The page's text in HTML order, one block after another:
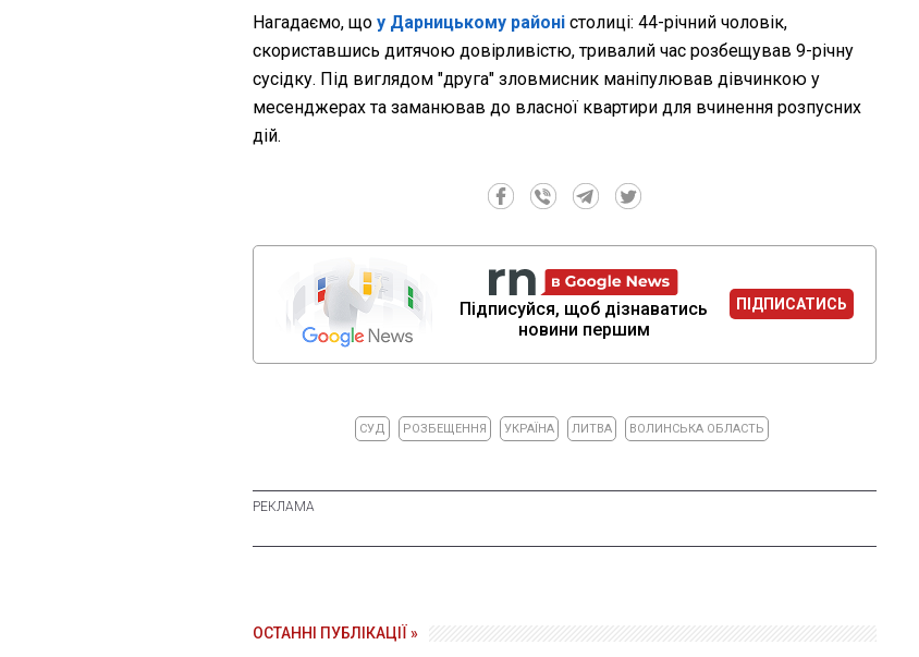
Нагадаємо, що у Дарницькому районі столиці: 44-річний чоловік,
скориставшись дитячою довірливістю, тривалий час розбещував 9-річну
сусідку. Під виглядом "друга" зловмисник маніпулював дівчинкою у
месенджерах та заманював до власної квартири для вчинення розпусних
дій.
Підписуйся, щоб дізнаватись
новини першим
ПІДПИСАТИСЬ
СУД РОЗБЕЩЕННЯ УКРАЇНА ЛИТВА ВОЛИНСЬКА ОБЛАСТЬ
ОСТАННІ ПУБЛІКАЦІЇ »